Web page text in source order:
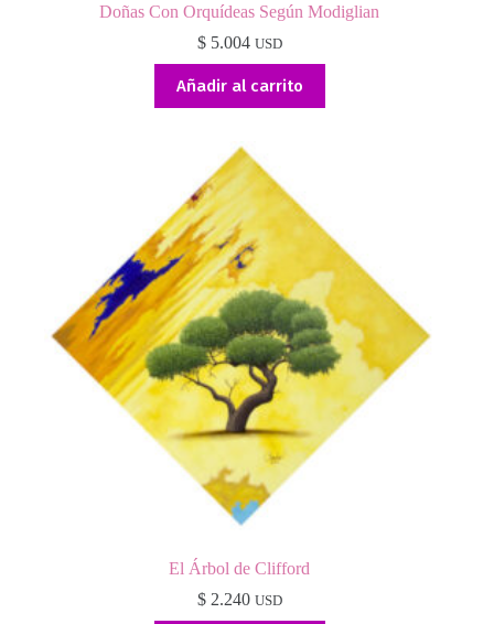
Doñas Con Orquídeas Según Modiglian
$5.004 USD
Añadir al carrito
El Árbol de Clifford
$2.240 USD